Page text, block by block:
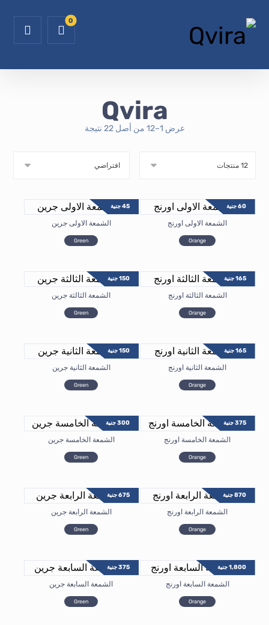
Qvira
عرض 1–12 من أصل 22 نتيجة
الشمعة الاولى اورنج
Orange
60جنية
الشمعة الاولى جرين
Green
45جنية
الشمعة الثالثة اورنج
Orange
165جنية
الشمعة الثالثة جرين
Green
150جنية
الشمعة الثانية اورنج
Orange
165جنية
الشمعة الثانية جرين
Green
150جنية
الشمعة الخامسة اورنج
Orange
375جنية
الشمعة الخامسة جرين
Green
300جنية
الشمعة الرابعة اورنج
Orange
870جنية
الشمعة الرابعة جرين
Green
675جنية
الشمعة السابعة اورنج
Orange
1,800جنية
الشمعة السابعة جرين
Green
375جنية